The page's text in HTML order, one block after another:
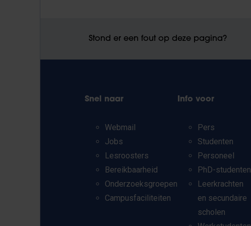
Stond er een fout op deze pagina?
Snel naar
Webmail
Jobs
Lesroosters
Bereikbaarheid
Onderzoeksgroepen
Campusfaciliteiten
Info voor
Pers
Studenten
Personeel
PhD-studenten
Leerkrachten
en secundaire
scholen